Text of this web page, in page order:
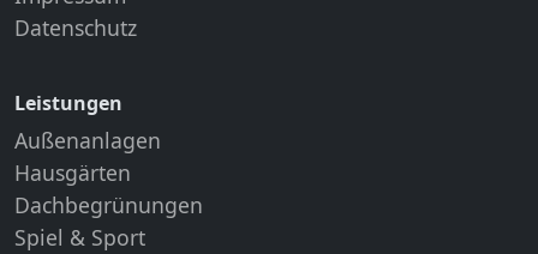
Datenschutz
Leistungen
Außenanlagen
Hausgärten
Dachbegrünungen
Spiel & Sport